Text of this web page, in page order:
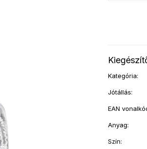
Kategória:
Jótállás:
EAN
Anyag:
Szín: